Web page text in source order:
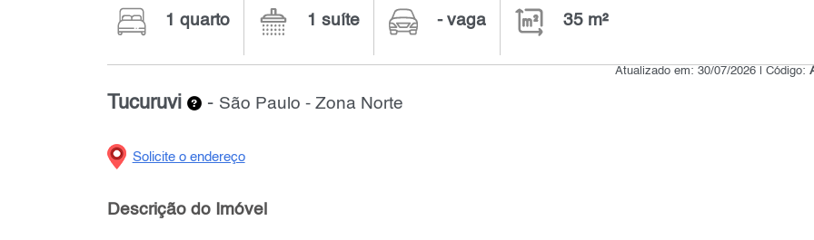
1 quarto 1 suíte - vaga 35 m²
Atualizado em: 30/07/2026 | Código:
Tucuruvi - São Paulo - Zona Norte
Solicite o endereço
Descrição do Imóvel